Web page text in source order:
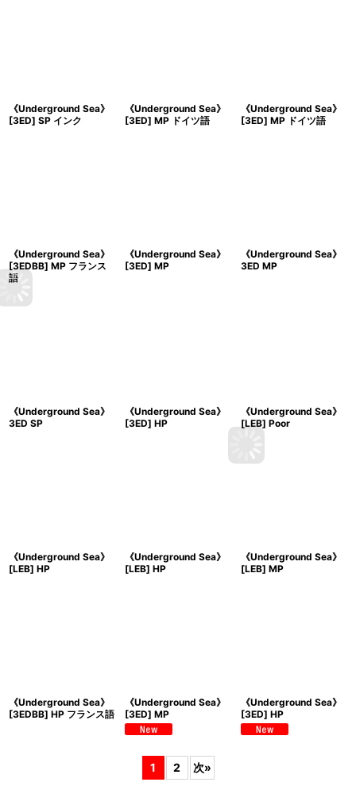
《Underground Sea》
[3ED] SP インク
《Underground Sea》
[3ED] MP ドイツ語
《Underground Sea》
[3ED] MP ドイツ語
《Underground Sea》
[3EDBB] MP フランス
語
《Underground Sea》
[3ED] MP
《Underground Sea》
3ED MP
《Underground Sea》
3ED SP
《Underground Sea》
[3ED] HP
《Underground Sea》
[LEB] Poor
《Underground Sea》
[LEB] HP
《Underground Sea》
[LEB] HP
《Underground Sea》
[LEB] MP
《Underground Sea》
[3EDBB] HP フランス語
《Underground Sea》
[3ED] MP
《Underground Sea》
[3ED] HP
1 2 次»